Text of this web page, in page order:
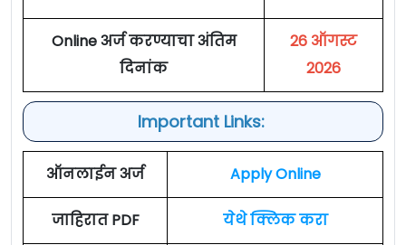
Online अर्ज करण्याचा अंतिम
दिनांक
26 ऑगस्ट
2026
Important Links:
ऑनलाईन अर्ज Apply Online
जाहिरात PDF येथे क्लिक करा